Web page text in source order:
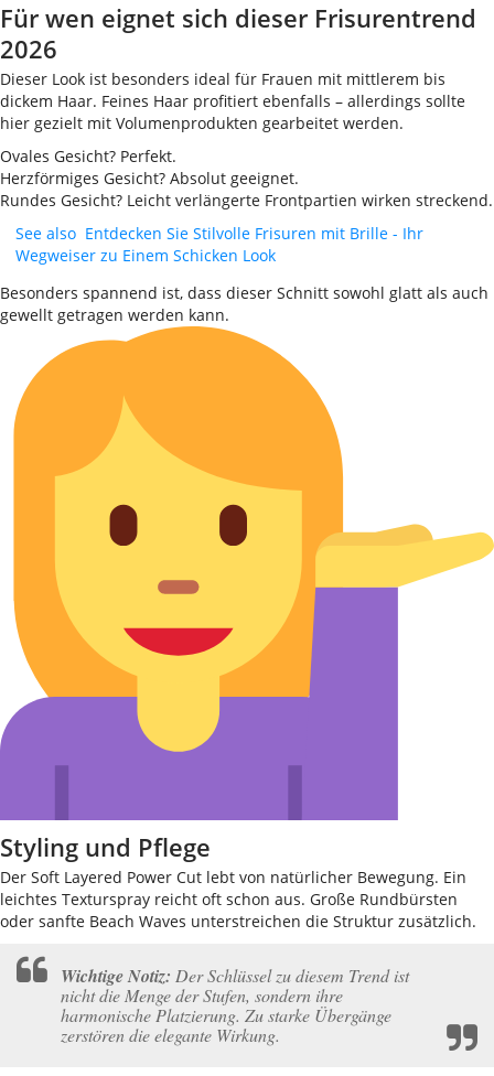
Für wen eignet sich dieser Frisurentrend
2026
Dieser Look ist besonders ideal für Frauen mit mittlerem bis
dickem Haar. Feines Haar profitiert ebenfalls – allerdings sollte
hier gezielt mit Volumenprodukten gearbeitet werden.
Ovales Gesicht? Perfekt.
Herzförmiges Gesicht? Absolut geeignet.
Rundes Gesicht? Leicht verlängerte Frontpartien wirken streckend.
See also Entdecken Sie Stilvolle Frisuren mit Brille - Ihr
Wegweiser zu Einem Schicken Look
Besonders spannend ist, dass dieser Schnitt sowohl glatt als auch
gewellt getragen werden kann.
Styling und Pflege
Der Soft Layered Power Cut lebt von natürlicher Bewegung. Ein
leichtes Texturspray reicht oft schon aus. Große Rundbürsten
oder sanfte Beach Waves unterstreichen die Struktur zusätzlich.
Wichtige Notiz: Der Schlüssel zu diesem Trend ist
nicht die Menge der Stufen, sondern ihre
harmonische Platzierung. Zu starke Übergänge
zerstören die elegante Wirkung.